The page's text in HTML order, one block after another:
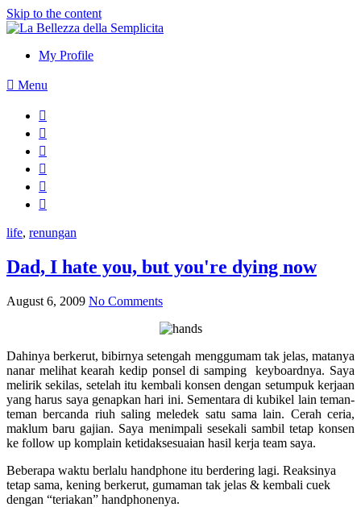
Skip to the content
My Profile
Menu
life, renungan
Dad, I hate you, but you're dying now
August 6, 2009 No Comments
Dahinya berkerut, bibirnya setengah menggumam tak jelas, matanya
nanar melihat kearah kedip ponsel di samping keyboardnya. Saya
melirik sekilas, setelah itu kembali konsen dengan setumpuk kerjaan
yang harus saya genapkan hari ini. Sementara di kubikel lain teman-
teman bercanda riuh saling meledek satu sama lain. Cerah ceria,
maklum baru gajian. Saya menimpali sesekali sambil tetap konsen
ke follow up komplain ketidaksesuaian hasil kerja team saya.
Beberapa waktu berlalu handphone itu berdering lagi. Reaksinya
tetap sama, kening berkerut, gumaman tak jelas & kembali cuek
dengan “teriakan” handphonenya.